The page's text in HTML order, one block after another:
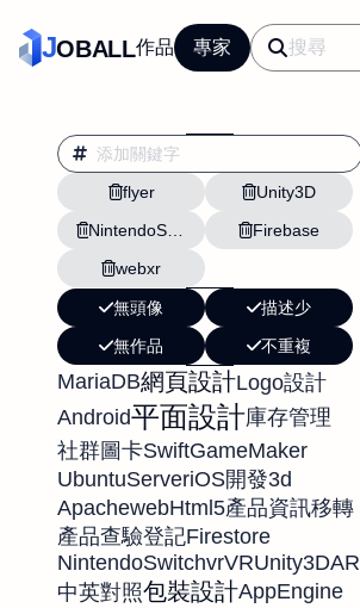
JOBALL作品 專家
flyer
Unity3D
Firebase
webxr
無頭像
描述少
無作品
不重複
MariaDB網頁設計Logo設計
Android平面設計庫存管理
社群圖卡SwiftGameMaker
UbuntuServeriOS開發3d
ApachewebHtml5產品資訊移轉
產品查驗登記Firestore
NintendoSwitchvrVRUnity3DAR
中英對照包裝設計AppEngine